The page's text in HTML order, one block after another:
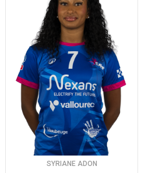
SYRIANE ADON